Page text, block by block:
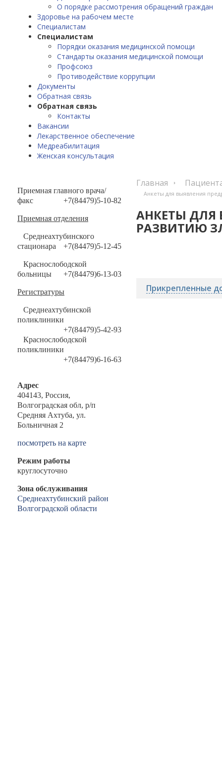
О порядке рассмотрения обращений граждан
Здоровье на рабочем месте
Специалистам
Специалистам
Порядки оказания медицинской помощи
Стандарты оказания медицинской помощи
Профсоюз
Противодействие коррупции
Документы
Обратная связь
Обратная связь
Контакты
Вакансии
Лекарственное обеспечение
Медреабилитация
Женская консультация
Приемная главного врача/
факс
+7(84479)5-10-82
Приемная отделения
Среднеахтубинского
стационара
+7(84479)5-12-45
Краснослободской
больницы
+7(84479)6-13-03
Регистратуры
Среднеахтубинской
поликлиники
+7(84479)5-42-93
Краснослободской
поликлиники
+7(84479)6-16-63
Адрес
404143, Россия,
Волгоградская обл, р/п
Средняя Ахтуба, ул.
Больничная 2
посмотреть на карте
Режим работы
круглосуточно
Зона обслуживания
Среднеахтубинский район
Волгоградской области
Главная
Анкеты для выявления
АНКЕТЫ ДЛЯ
РАЗВИТИЮ
Прикрепленные